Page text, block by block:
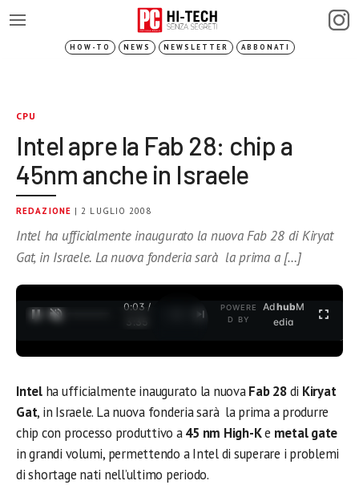
HOW-TO NEWS NEWSLETTER ABBONATI
CPU
Intel apre la Fab 28: chip a
45nm anche in Israele
REDAZIONE | 2 LUGLIO 2008
Intel ha ufficialmente inaugurato la nuova Fab 28 di Kiryat
Gat, in Israele. La nuova fonderia sarà la prima a […]
0:03 /
3:35
POWERE
D BY
AdhubM
edia
Intel ha ufficialmente inaugurato la nuovaFab 28di Kiryat
Gat, in Israele. La nuova fonderia sarà la prima a produrre
chip con processo produttivo a45 nm High-Ke metal gate
in grandi volumi, permettendo a Intel di superare i problemi
di shortage nati nell’ultimo periodo.